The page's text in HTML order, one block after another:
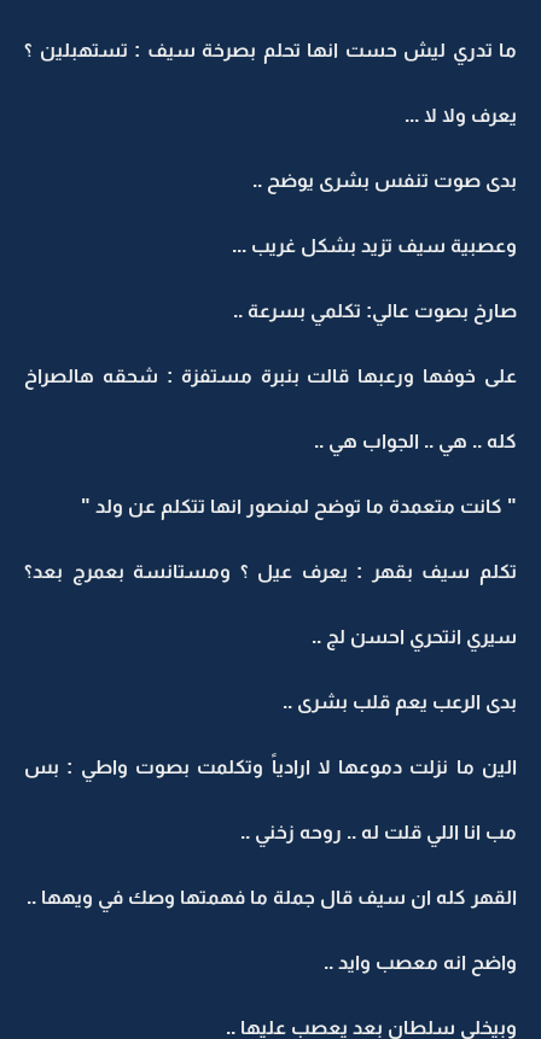
ما تدري ليش حست انها تحلم بصرخة سيف : تستهبلين ؟
يعرف ولا لا ...
بدى صوت تنفس بشرى يوضح ..
وعصبية سيف تزيد بشكل غريب ...
صارخ بصوت عالي: تكلمي بسرعة ..
على خوفها ورعبها قالت بنبرة مستفزة : شحقه هالصراخ
كله .. هي .. الجواب هي ..
" كانت متعمدة ما توضح لمنصور انها تتكلم عن ولد "
تكلم سيف بقهر : يعرف عيل ؟ ومستانسة بعمرج بعد؟
سيري انتحري احسن لج ..
بدى الرعب يعم قلب بشرى ..
الين ما نزلت دموعها لا ارادياً وتكلمت بصوت واطي : بس
مب انا اللي قلت له .. روحه زخني ..
القهر كله ان سيف قال جملة ما فهمتها وصك في ويهها ..
واضح انه معصب وايد ..
وبيخلي سلطان بعد يعصب عليها ..